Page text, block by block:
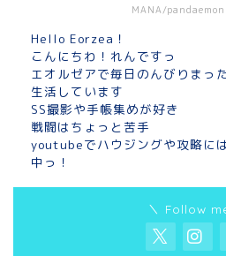
MANA/
Hello Eorzea！
こんにちわ！れんですっ
エオルゼアで毎日のんびりまっ
生活しています
SS撮影や手帳集めが好き
戦闘はちょっと苦手
youtubeでハウジングや攻略に
中っ！
＼ Follow